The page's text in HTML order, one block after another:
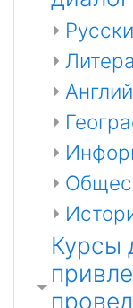
Курсы